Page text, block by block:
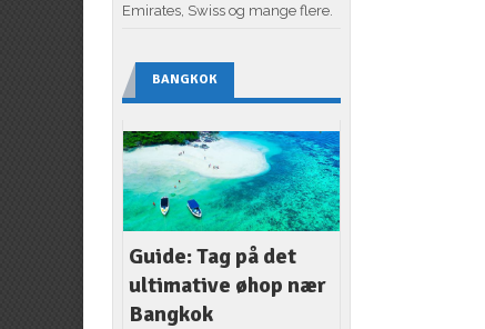
Emirates, Swiss og mange flere.
BANGKOK
Guide: Tag på det
ultimative øhop nær
Bangkok